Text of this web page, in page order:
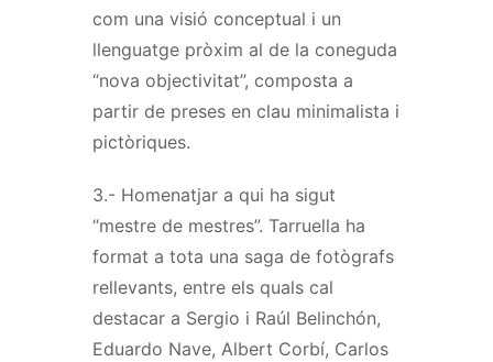
com una visió conceptual i un
llenguatge pròxim al de la coneguda
“nova objectivitat”, composta a
partir de preses en clau minimalista i
pictòriques.
3.- Homenatjar a qui ha sigut
“mestre de mestres”. Tarruella ha
format a tota una saga de fotògrafs
rellevants, entre els quals cal
destacar a Sergio i Raúl Belinchón,
Eduardo Nave, Albert Corbí, Carlos